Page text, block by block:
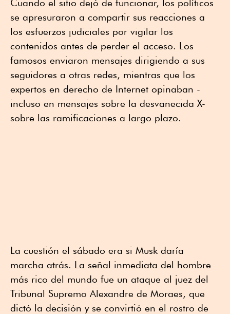
Cuando el sitio dejó de funcionar, los políticos
se apresuraron a compartir sus reacciones a
los esfuerzos judiciales por vigilar los
contenidos antes de perder el acceso. Los
famosos enviaron mensajes dirigiendo a sus
seguidores a otras redes, mientras que los
expertos en derecho de Internet opinaban -
incluso en mensajes sobre la desvanecida X-
sobre las ramificaciones a largo plazo.
La cuestión el sábado era si Musk daría
marcha atrás. La señal inmediata del hombre
más rico del mundo fue un ataque al juez del
Tribunal Supremo Alexandre de Moraes, que
dictó la decisión y se convirtió en el rostro de